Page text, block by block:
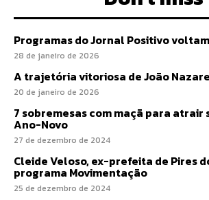
Programas do Jornal Positivo
28 de janeiro de 2026
A trajetória vitoriosa de João
20 de janeiro de 2026
7 sobremesas com maçã para atrair
Ano-Novo
27 de dezembro de 2024
Cleide Veloso, ex-prefeita de Pires
programa Movimentação
25 de dezembro de 2024